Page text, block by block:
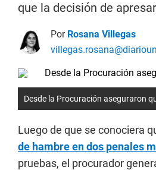
que la decisión de
Por Rosana Villegas
Desde la Procuración aseguraron
Luego de que se conociera
de hambre en dos penales
pruebas, el procurador